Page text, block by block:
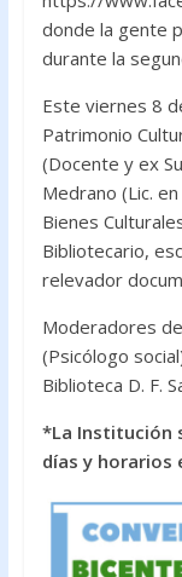
donde la gente
durante la
Este viernes 8
Patrimonio
(Docente y ex
Medrano (Lic.
Bienes
Bibliotecario,
relevador
Moderadores
(Psicólogo
Biblioteca D. F.
*La Institución
días y horarios